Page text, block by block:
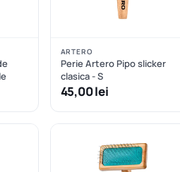
ARTERO
Perie Artero Pipo slicker
clasica - S
45,00 lei